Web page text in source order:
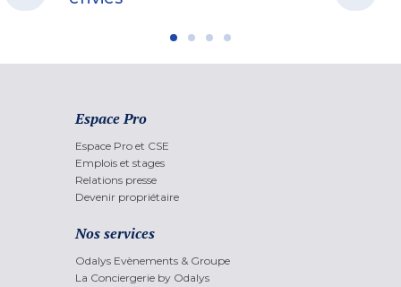
Espace Pro
Espace Pro et CSE
Emplois et stages
Relations presse
Devenir propriétaire
Nos services
Odalys Evènements & Groupe
La Conciergerie by Odalys